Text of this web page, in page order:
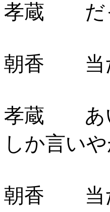
孝蔵 だ
朝香 当
孝蔵 あい
しか言いや
朝香 当た